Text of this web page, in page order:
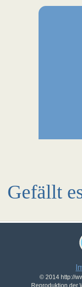
Gefällt
© 2014 http://
Reproduktion der